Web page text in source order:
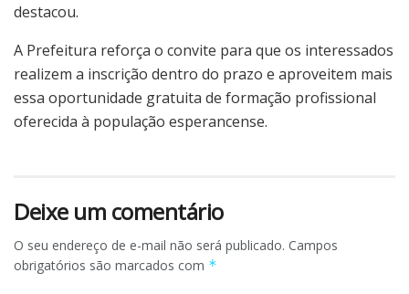
destacou.
A Prefeitura reforça o convite para que os interessados
realizem a inscrição dentro do prazo e aproveitem mais
essa oportunidade gratuita de formação profissional
oferecida à população esperancense.
Deixe um comentário
O seu endereço de e-mail não será publicado. Campos
obrigatórios são marcados com *